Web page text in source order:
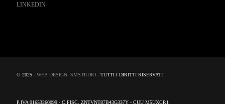
LINKEDIN
© 2025 - WEB DESIGN: SMSTUDIO - TUTTI I DIRITTI RISERVATI
P.IVA 01653260099 - C.FISC. ZNTVNT87B43G337Y - CUU M5UXCR1